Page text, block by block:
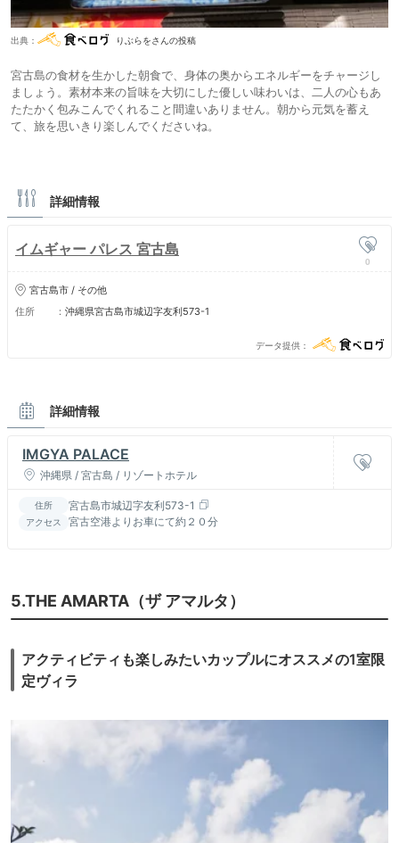
出典： りぶらをさんの投稿
宮古島の食材を生かした朝食で、身体の奥からエネルギーをチャージし
ましょう。素材本来の旨味を大切にした優しい味わいは、二人の心もあ
たたかく包みこんでくれること間違いありません。朝から元気を蓄え
て、旅を思いきり楽しんでくださいね。
詳細情報
イムギャー パレス 宮古島
0
宮古島市 / その他
住所
沖縄県宮古島市城辺字友利573-1
データ提供
詳細情報
IMGYA PALACE
沖縄県 / 宮古島 / リゾートホテル
住所 宮古島市城辺字友利573-1
アクセス 宮古空港よりお車にて約２０分
5.THE AMARTA（ザ アマルタ）
アクティビティも楽しみたいカップルにオススメの1室限
定ヴィラ